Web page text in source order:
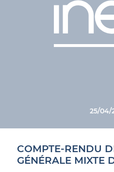
25/04/
COMPTE-RENDU
GÉNÉRALE MIXTE